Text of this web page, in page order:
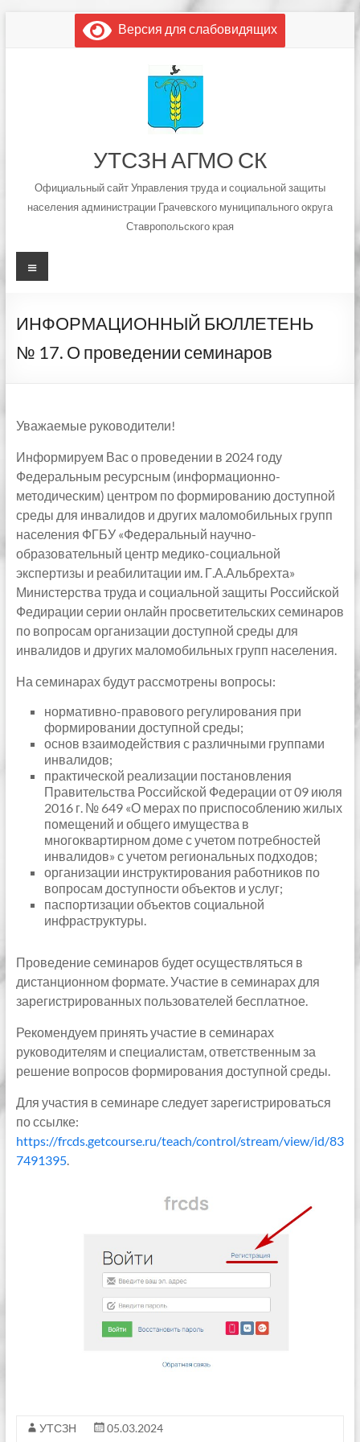
содержимому
Версия для слабовидящих
УТСЗН АГМО СК
Официальный сайт Управления труда и социальной защиты
населения администрации Грачевского муниципального округа
Ставропольского края
Меню
ИНФОРМАЦИОННЫЙ БЮЛЛЕТЕНЬ
№ 17. О проведении семинаров
Уважаемые руководители!
Информируем Вас о проведении в 2024 году
Федеральным ресурсным (информационно-
методическим) центром по формированию доступной
среды для инвалидов и других маломобильных групп
населения ФГБУ «Федеральный научно-
образовательный центр медико-социальной
экспертизы и реабилитации им. Г.А.Альбрехта»
Министерства труда и социальной защиты Российской
Федирации серии онлайн просветительских семинаров
по вопросам организации доступной среды для
инвалидов и других маломобильных групп населения.
На семинарах будут рассмотрены вопросы:
нормативно-правового регулирования при
формировании доступной среды;
основ взаимодействия с различными группами
инвалидов;
практической реализации постановления
Правительства Российской Федерации от 09 июля
2016 г. № 649 «О мерах по приспособлению жилых
помещений и общего имущества в
многоквартирном доме с учетом потребностей
инвалидов» с учетом региональных подходов;
организации инструктирования работников по
вопросам доступности объектов и услуг;
паспортизации объектов социальной
инфраструктуры.
Проведение семинаров будет осуществляться в
дистанционном формате. Участие в семинарах для
зарегистрированных пользователей бесплатное.
Рекомендуем принять участие в семинарах
руководителям и специалистам, ответственным за
решение вопросов формирования доступной среды.
Для участия в семинаре следует зарегистрироваться
по ссылке:
https://frcds.getcourse.ru/teach/control/stream/view/id/83
7491395.
УТСЗН 05.03.2024